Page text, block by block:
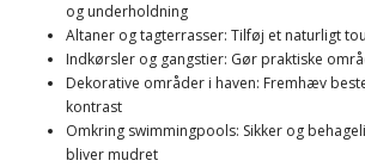
og underholdning
Altaner og tagterrasser: Tilføj et naturligt
Indkørsler og gangstier: Gør praktiske
Dekorative områder i haven: Fremhæv
kontrast
Omkring swimmingpools: Sikker og
bliver mudret